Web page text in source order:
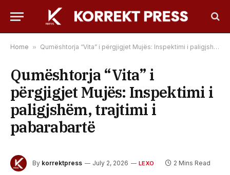
Home » Qumështorja “Vita” i përgjigjet Mujës: Inspektimi i paligjshëm, trajtimi i pabarabartë
Qumështorja “Vita” i
përgjigjet Mujës: Inspektimi i
paligjshëm, trajtimi i
pabarabartë
By korrektpress July 2, 2026 LEXO 2 Mins Read